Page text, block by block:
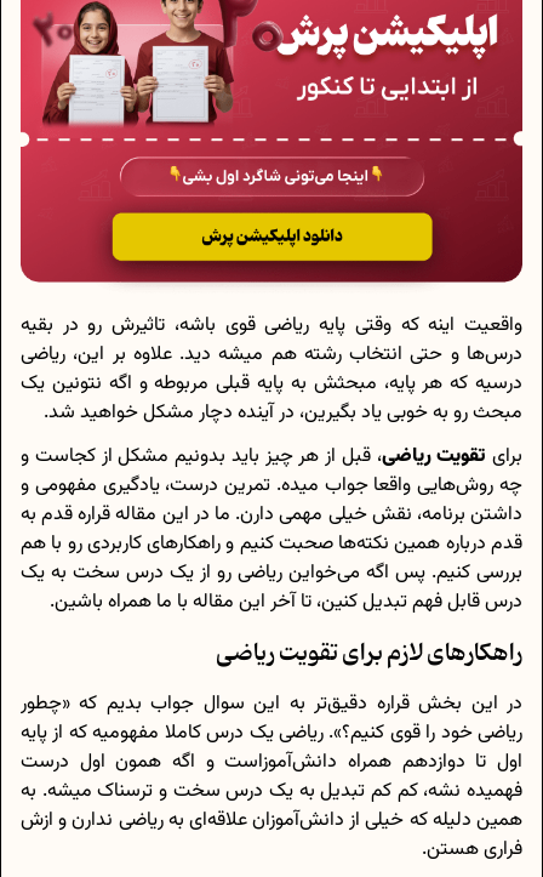
واقعیت اینه که وقتی پایه‌ ریاضی قوی باشه، تاثیرش رو در بقیه
درس‌ها و حتی انتخاب رشته هم میشه دید. علاوه بر این، ریاضی
درسیه که هر پایه، مبحثش به پایه قبلی مربوطه و اگه نتونین یک
مبحث رو به خوبی یاد بگیرین، در آینده دچار مشکل خواهید شد.
برای تقویت ریاضی، قبل از هر چیز باید بدونیم مشکل از کجاست و
چه روش‌هایی واقعا جواب میده. تمرین درست، یادگیری مفهومی و
داشتن برنامه، نقش خیلی مهمی دارن. ما در این مقاله قراره قدم‌ به‌
قدم درباره‌ همین نکته‌ها صحبت کنیم و راهکارهای کاربردی رو با هم
بررسی کنیم. پس اگه می‌خواین ریاضی رو از یک درس سخت به یک
درس قابل‌ فهم تبدیل کنین، تا آخر این مقاله با ما همراه باشین.
راهکار‌های لازم برای تقویت ریاضی
در این بخش قراره دقیق‌تر به این سوال جواب بدیم که «چطور
ریاضی خود را قوی کنیم؟». ریاضی یک درس کاملا مفهومیه که از پایه
اول تا دوازدهم همراه دانش‌آموزاست و اگه همون اول درست
فهمیده نشه، کم‌ کم تبدیل به یک درس سخت و ترسناک میشه. به
همین دلیله که خیلی از دانش‌آموزان علاقه‌ای به ریاضی ندارن و ازش
فراری هستن.